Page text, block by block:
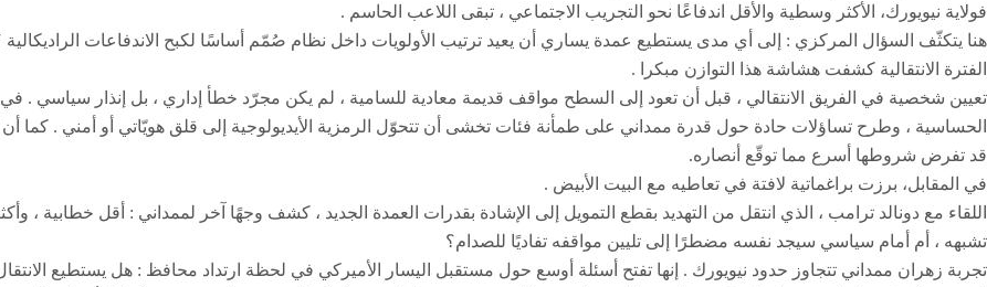
فولاية نيويورك، الأكثر وسطية والأقل اندفاعًا نحو التجريب الاجتماعي ، تبقى اللاعب الحاسم .
هنا يتكثّف السؤال المركزي : إلى أي مدى يستطيع عمدة يساري أن يعيد ترتيب الأولويات داخل نظام صُمّم أساسًا لكبح الاندفاعات الراديكالية
الفترة الانتقالية كشفت هشاشة هذا التوازن مبكرا .
تعيين شخصية في الفريق الانتقالي ، قبل أن تعود إلى السطح مواقف قديمة معادية للسامية ، لم يكن مجرّد خطأ إداري ، بل إنذار سياسي . في
الحساسية ، وطرح تساؤلات حادة حول قدرة ممداني على طمأنة فئات تخشى أن تتحوّل الرمزية الأيديولوجية إلى قلق هويّاتي أو أمني . كما
قد تفرض شروطها أسرع مما توقّع أنصاره.
في المقابل، برزت براغماتية لافتة في تعاطيه مع البيت الأبيض .
اللقاء مع دونالد ترامب ، الذي انتقل من التهديد بقطع التمويل إلى الإشادة بقدرات العمدة الجديد ، كشف وجهًا آخر لممداني : أقل خطابية
تشبهه ، أم أمام سياسي سيجد نفسه مضطرًا إلى تليين مواقفه تفاديًا للصدام؟
تجربة زهران ممداني تتجاوز حدود نيويورك . إنها تفتح أسئلة أوسع حول مستقبل اليسار الأميركي في لحظة ارتداد محافظ : هل يستطيع